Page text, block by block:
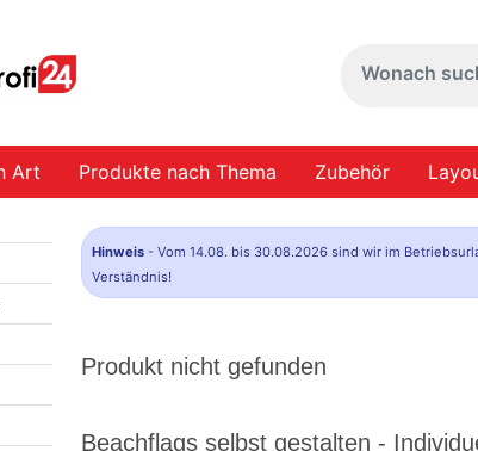
Art Produkte nach Thema Zubehör
Hinweis - Vom 14.08. bis 30.08.2026 sind wir im
Verständnis!
Produkt nicht gefunden
Beachflags selbst gestalten -